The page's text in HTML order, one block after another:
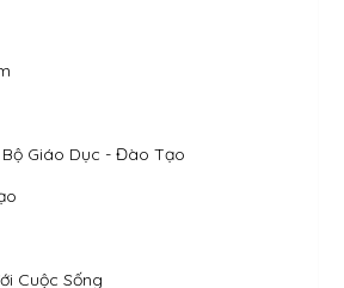
Giáo Dục - Đào Tạo
Cuộc Sống